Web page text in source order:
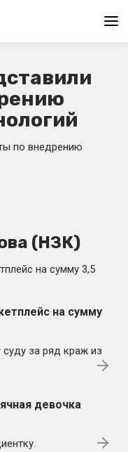
по внедрению
(НЗК)
на сумму
за ряд краж из
девочка